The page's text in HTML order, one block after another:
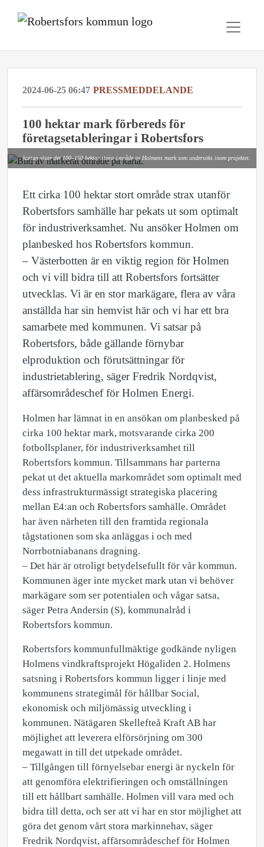
2024-06-25 06:47 PRESSMEDDELANDE
100 hektar mark förbereds för
företagsetableringar i Robertsfors
kartan visar det 100–150 hektar stora område av Holmens mark som undersöks inom projektet.
Ett cirka 100 hektar stort område strax utanför
Robertsfors samhälle har pekats ut som optimalt
för industriverksamhet. Nu ansöker Holmen om
planbesked hos Robertsfors kommun.
– Västerbotten är en viktig region för Holmen
och vi vill bidra till att Robertsfors fortsätter
utvecklas. Vi är en stor markägare, flera av våra
anställda har sin hemvist här och vi har ett bra
samarbete med kommunen. Vi satsar på
Robertsfors, både gällande förnybar
elproduktion och förutsättningar för
industrietablering, säger Fredrik Nordqvist,
affärsområdeschef för Holmen Energi.
Holmen har lämnat in en ansökan om planbesked på
cirka 100 hektar mark, motsvarande cirka 200
fotbollsplaner, för industriverksamhet till
Robertsfors kommun. Tillsammans har parterna
pekat ut det aktuella markområdet som optimalt med
dess infrastrukturmässigt strategiska placering
mellan E4:an och Robertsfors samhälle. Området
har även närheten till den framtida regionala
tågstationen som ska anläggas i och med
Norrbotniabanans dragning.
– Det här är otroligt betydelsefullt för vår kommun.
Kommunen äger inte mycket mark utan vi behöver
markägare som ser potentialen och vågar satsa,
säger Petra Andersin (S), kommunalråd i
Robertsfors kommun.
Robertsfors kommunfullmäktige godkände nyligen
Holmens vindkraftsprojekt Högaliden 2. Holmens
satsning i Robertsfors kommun ligger i linje med
kommunens strategimål för hållbar Social,
ekonomisk och miljömässig utveckling i
kommunen. Nätägaren Skellefteå Kraft AB har
möjlighet att leverera elförsörjning om 300
megawatt in till det utpekade området.
– Tillgången till förnyelsebar energi är nyckeln för
att genomföra elektrifieringen och omställningen
till ett hållbart samhälle. Holmen vill vara med och
bidra till detta, och ser att vi har en stor möjlighet att
göra det genom vårt stora markinnehav, säger
Fredrik Nordqvist, affärsområdeschef för Holmen